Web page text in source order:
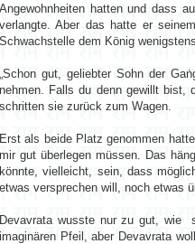
Angewohnheiten hatten und dass
verlangte. Aber das hatte er
Schwachstelle dem König
„Schon gut, geliebter Sohn der
nehmen. Falls du denn gewillt bist,
schritten sie zurück zum Wagen.
Erst als beide Platz genommen
mir gut überlegen müssen. Das
könnte, vielleicht, sein, dass
etwas versprechen will, noch etwas
Devavrata wusste nur zu gut, wie
imaginären Pfeil, aber Devavrata